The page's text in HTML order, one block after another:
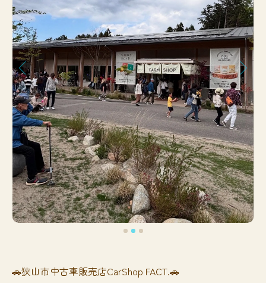
🚗狭山市中古車販売店CarShop FACT.🚗